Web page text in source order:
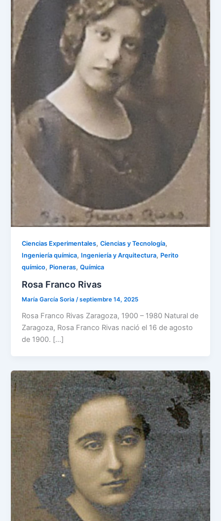
Ciencias Experimentales,Ciencias y Tecnología,
Ingeniería química, Ingeniería y Arquitectura, Perito
químico, Pioneras,Química
Rosa Franco Rivas
María García Soria/septiembre 14, 2025
Rosa Franco Rivas Zaragoza, 1900 – 1980 Natural de
Zaragoza, Rosa Franco Rivas nació el 16 de agosto
de 1900. […]